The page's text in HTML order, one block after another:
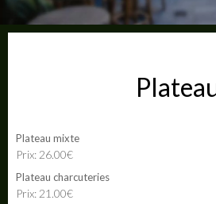
Plateau mixte
Prix: 26.00€
Plateau charcuteries
Prix: 21.00€